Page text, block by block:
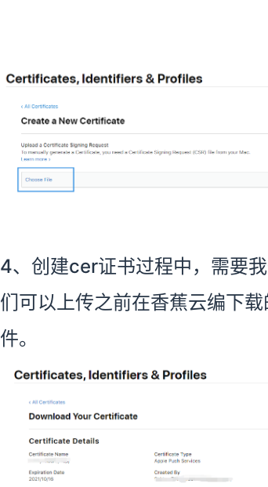
4、创建cer证书过程中，需要
们可以上传之前在香蕉云编下
件。